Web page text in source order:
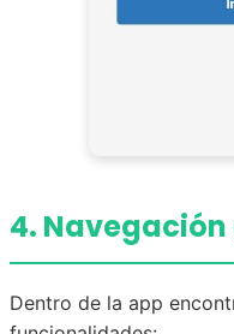
4.
Dentro de la app